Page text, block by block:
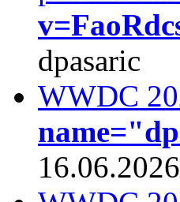
dpasaric
WWDC
16.06.2026